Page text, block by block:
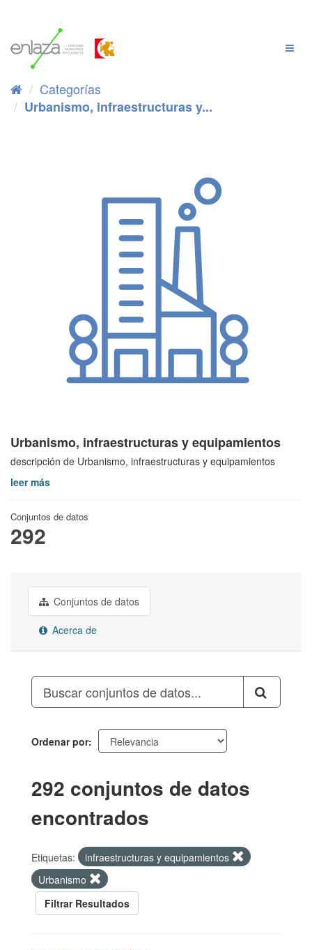
Categorías
Urbanismo, infraestructuras y...
Urbanismo, infraestructuras y equipamientos
descripción de Urbanismo, infraestructuras y equipamientos
leer más
Conjuntos de datos
292
Conjuntos de datos
Acerca de
Ordenar por
292 conjuntos de datos
encontrados
Etiquetas:
infraestructuras y equipamientos
Urbanismo
Filtrar Resultados